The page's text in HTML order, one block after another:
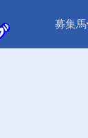
募集馬